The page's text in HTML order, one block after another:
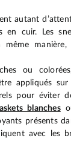
autant
en cuir. Les
même
ou
appliqués
pour éviter
blanches
présents
avec les